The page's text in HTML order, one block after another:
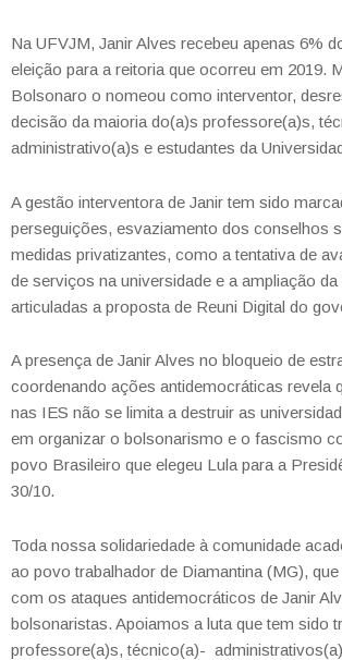
Na UFVJM, Janir Alves recebeu apenas 6%
eleição para a reitoria que ocorreu em 2019.
Bolsonaro o nomeou como interventor,
decisão da maioria do(a)s professore(a)s,
administrativo(a)s e estudantes da
A gestão interventora de Janir tem sido
perseguições, esvaziamento dos conselhos
medidas privatizantes, como a tentativa de
de serviços na universidade e a ampliação
articuladas a proposta de Reuni Digital do
A presença de Janir Alves no bloqueio de
coordenando ações antidemocráticas revela
nas IES não se limita a destruir as
em organizar o bolsonarismo e o fascismo
povo Brasileiro que elegeu Lula para a
30/10.
Toda nossa solidariedade à comunidade
ao povo trabalhador de Diamantina (MG),
com os ataques antidemocráticos de Janir
bolsonaristas. Apoiamos a luta que tem sido
professore(a)s, técnico(a)-